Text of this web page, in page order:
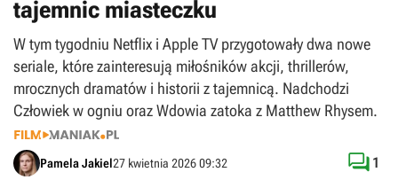
tajemnic miasteczku
W tym tygodniu Netflix i Apple TV przygotowały dwa nowe
seriale, które zainteresują miłośników akcji, thrillerów,
mrocznych dramatów i historii z tajemnicą. Nadchodzi
Człowiek w ogniu oraz Wdowia zatoka z Matthew Rhysem.
Pamela Jakiel27 kwietnia 2026 09:32  1